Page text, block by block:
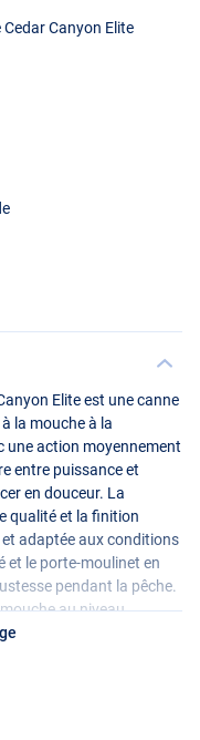
Canyon Elite
Elite est une canne
la mouche à la
une action moyennement
entre puissance et
en douceur. La
qualité et la finition
adaptée aux conditions
et le porte-moulinet en
pendant la pêche.
au niveau